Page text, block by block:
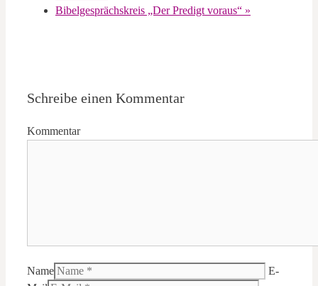
Bibelgesprächskreis „Der Predigt voraus“ »
Schreibe einen Kommentar
Kommentar
Name
E-